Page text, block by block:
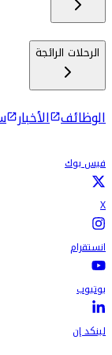
الرحلات الرائجة
الوظائف الأخبار
فيس بوك
X
انستقرام
يوتيوب
لينكد إن